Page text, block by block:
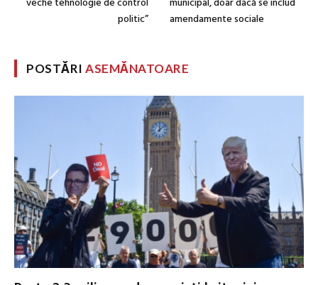
politic”
amendamente sociale
POSTĂRIASEMĂNATOARE